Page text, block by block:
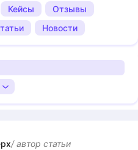
Кейсы
Отзывы
Новости
/ автор cтатьи